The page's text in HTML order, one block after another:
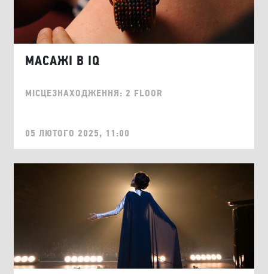
МАСАЖІ В IQ
МІСЦЕЗНАХОДЖЕННЯ: 2 FLOOR
05 ЛЮТОГО 2025, 11:00